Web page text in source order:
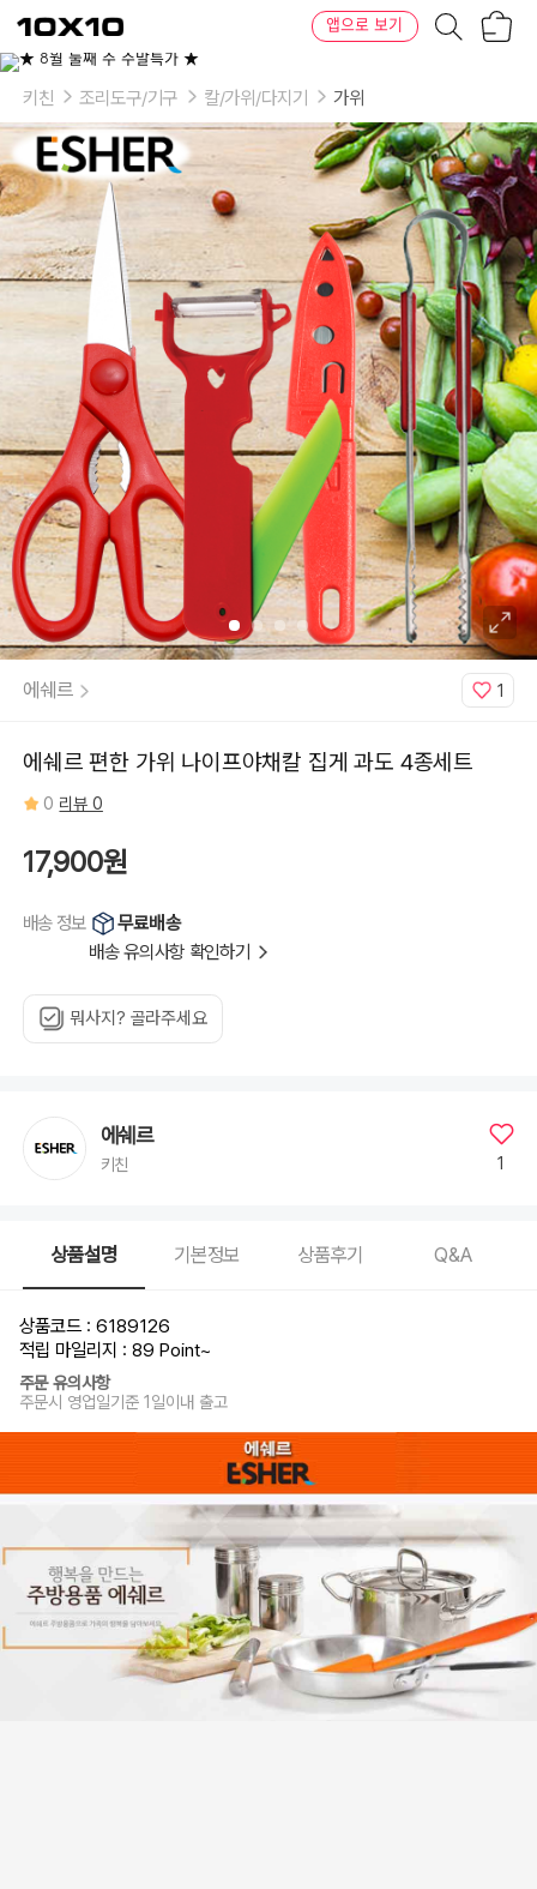
텐
바
텐
앱으로 보기
키친 조리도구/기구 칼/가위/다지기 가위
에쉐르 1
에쉐르 편한 가위 나이프야채칼 집게 과도 4종세트
0 리뷰 0
17,900원
배송 정보
무료배송
배송 유의사항 확인하기
뭐사지? 골라주세요
에쉐르
키친 1
상품설명 기본정보 상품후기 Q&A
상품코드 : 6189126
적립 마일리지 : 89 Point~
주문 유의사항
주문시 영업일기준 1일이내 출고